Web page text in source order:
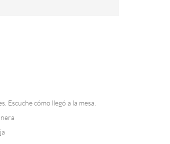
Escuche cómo llegó a la mesa.